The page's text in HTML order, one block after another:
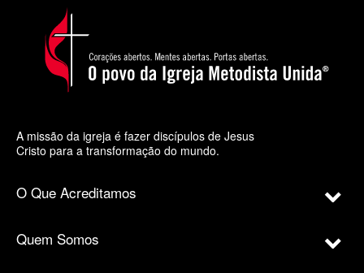
A missão da igreja é fazer discípulos de Jesus
Cristo para a transformação do mundo.
O Que Acreditamos
Quem Somos